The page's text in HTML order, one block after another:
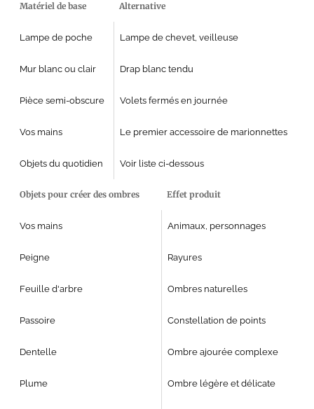
Matériel de base Alternative
Lampe de poche Lampe de chevet, veilleuse
Mur blanc ou clair Drap blanc tendu
Pièce semi-obscure Volets fermés en journée
Vos mains Le premier accessoire de marionnettes
Objets du quotidien Voir liste ci-dessous
Objets pour créer des ombres Effet produit
Vos mains Animaux, personnages
Peigne Rayures
Feuille d'arbre Ombres naturelles
Passoire Constellation de points
Dentelle Ombre ajourée complexe
Plume Ombre légère et délicate